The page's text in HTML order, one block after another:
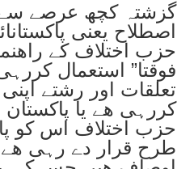
گزشتہ کچھ عرصے
اصطلاح یعنی
حزب اختلاف کے
فوقتا” استعمال
تعلقات اور رشتے
کررہی ھے یا
حزب اختلاف اس کو
طرح قرار دے رہی